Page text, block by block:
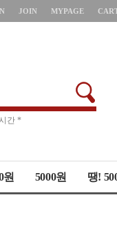
JOIN MYPAGE
한 *
원 5000원 땡!